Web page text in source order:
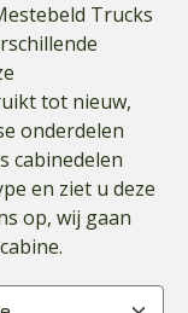
Trucks
tot nieuw,
onderdelen
cabinedelen
en ziet u deze
op, wij gaan